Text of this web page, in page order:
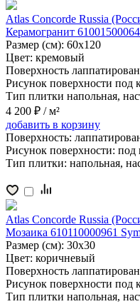
Atlas Concorde Russia
Керамогранит
Размер (см): 60x120
Цвет: кремовый
Поверхность
Рисунок поверхности под
Тип плитки напольная,
4 200 ₽ / м²
добавить в корзину
Поверхность:
Рисунок поверхности: под
Тип плитки: напольная,
Atlas Concorde Russia
Мозаика 610110000961
Размер (см): 30x30
Цвет: коричневый
Поверхность
Рисунок поверхности под
Тип плитки напольная,